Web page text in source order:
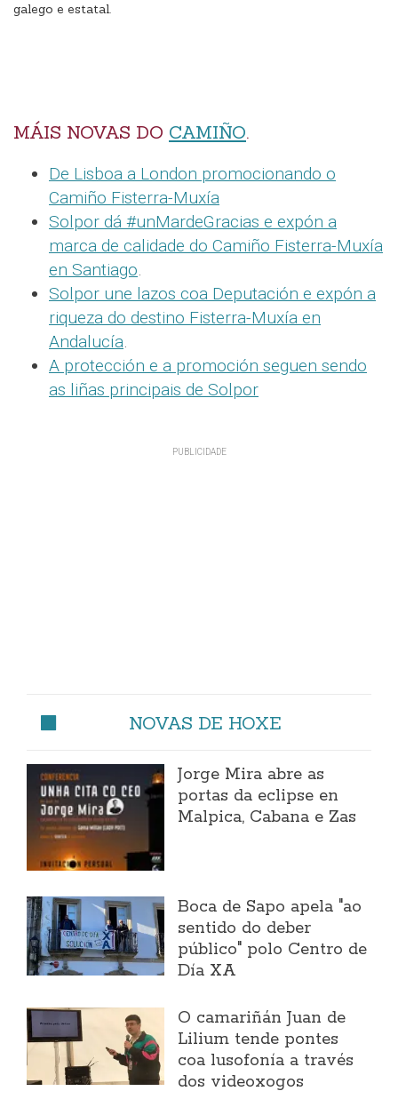
galego e estatal.
MÁIS NOVAS DO CAMIÑO.
De Lisboa a London promocionando o
Camiño Fisterra-Muxía
Solpor dá #unMardeGracias e expón a
marca de calidade do Camiño Fisterra-Muxía
en Santiago.
Solpor une lazos coa Deputación e expón a
riqueza do destino Fisterra-Muxía en
Andalucía.
A protección e a promoción seguen sendo
as liñas principais de Solpor
NOVAS DE HOXE
Jorge Mira abre as
portas da eclipse en
Malpica, Cabana e Zas
Boca de Sapo apela "ao
sentido do deber
público" polo Centro de
Día XA
O camariñán Juan de
Lilium tende pontes
coa lusofonía a través
dos videoxogos